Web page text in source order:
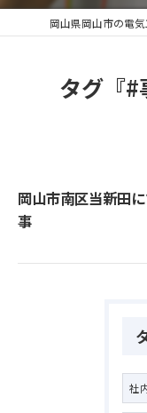
岡山県岡山市の電
タグ『#
岡山市南区当新田
事
社